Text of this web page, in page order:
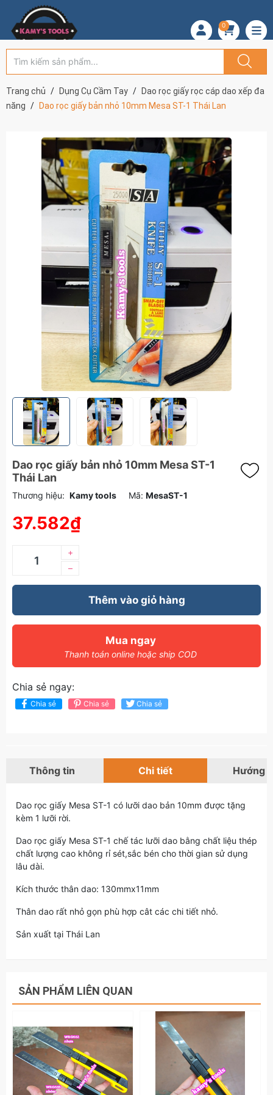
0
Trang chủ Dụng Cụ Cầm Tay
Dao rọc giấy rọc cáp dao xếp đa
năng
Dao rọc giấy bản nhỏ 10mm Mesa ST-1 Thái Lan
Dao rọc giấy bản nhỏ 10mm Mesa ST-1
Thái Lan
Thương hiệu: Kamy tools Mã: MesaST-1
37.582₫
–
+
Thêm vào giỏ hàng
Mua ngay
Thanh toán online hoặc ship COD
Chia sẻ ngay:
Chia sẻ Chia sẻ Chia sẻ
Thông tin Chi tiết Hướng
Dao rọc giấy Mesa ST-1 có lưỡi dao bản 10mm được tặng
kèm 1 lưỡi rời.
Dao rọc giấy Mesa ST-1 chế tác lưỡi dao bằng chất liệu thép
chất lượng cao không rỉ sét,sắc bén cho thời gian sử dụng
lâu dài.
Kích thước thân dao: 130mmx11mm
Thân dao rất nhỏ gọn phù hợp cât các chi tiết nhỏ.
Sản xuất tại Thái Lan
SẢN PHẨM LIÊN QUAN